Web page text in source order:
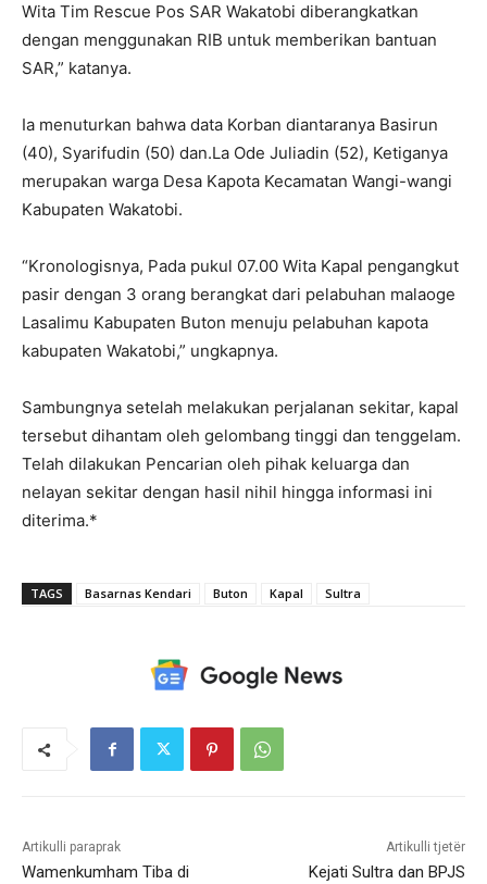
Wita Tim Rescue Pos SAR Wakatobi diberangkatkan
dengan menggunakan RIB untuk memberikan bantuan
SAR,” katanya.
Ia menuturkan bahwa data Korban diantaranya Basirun
(40), Syarifudin (50) dan.La Ode Juliadin (52), Ketiganya
merupakan warga Desa Kapota Kecamatan Wangi-wangi
Kabupaten Wakatobi.
“Kronologisnya, Pada pukul 07.00 Wita Kapal pengangkut
pasir dengan 3 orang berangkat dari pelabuhan malaoge
Lasalimu Kabupaten Buton menuju pelabuhan kapota
kabupaten Wakatobi,” ungkapnya.
Sambungnya setelah melakukan perjalanan sekitar, kapal
tersebut dihantam oleh gelombang tinggi dan tenggelam.
Telah dilakukan Pencarian oleh pihak keluarga dan
nelayan sekitar dengan hasil nihil hingga informasi ini
diterima.*
TAGS Basarnas Kendari Buton Kapal Sultra
Artikulli paraprak
Wamenkumham Tiba di
Artikulli tjetër
Kejati Sultra dan BPJS